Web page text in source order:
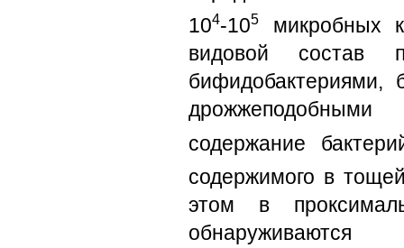
104-105
микробных
видовой состав
бифидобактериями,
содержание
содержимого в
этом в